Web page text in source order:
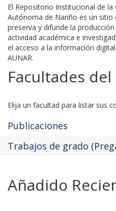
El Repositorio Institucional de
Autónoma de Nariño es un sitio
preserva y difunde la
actividad académica e
el acceso a la información
AUNAR.
Facultades
Elija un facultad para listar sus
Publicaciones
Trabajos de grado
Añadido